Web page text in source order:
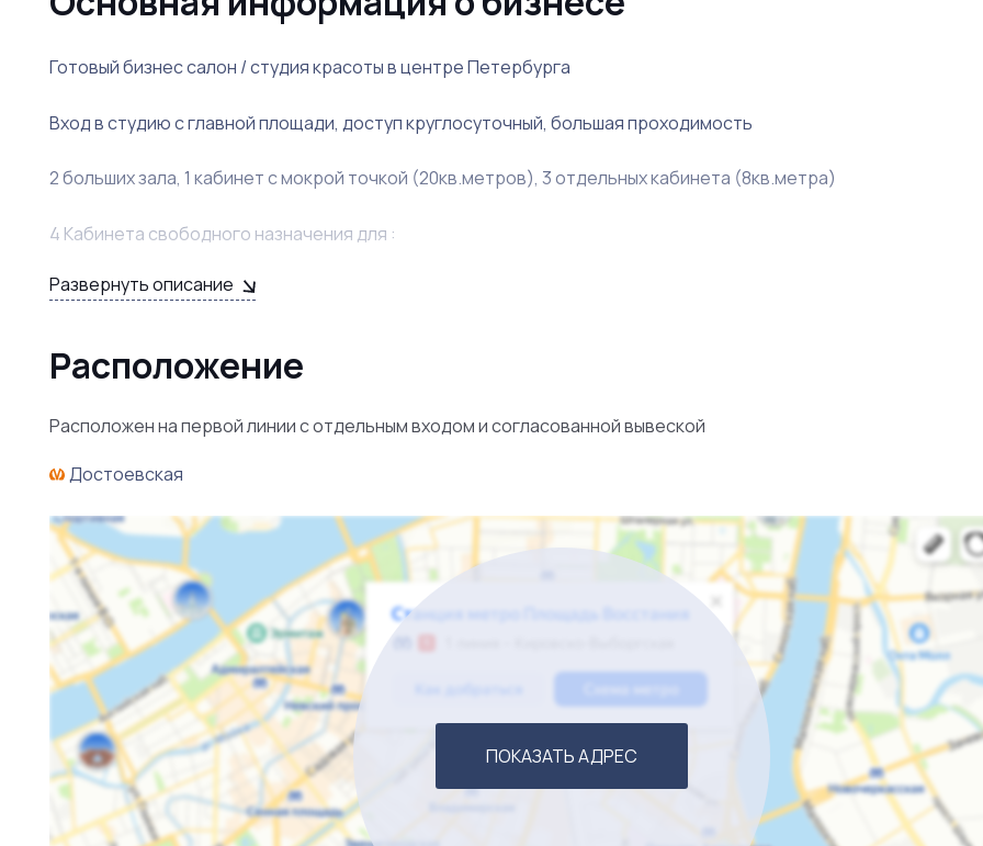
Готовый бизнес салон / студия красоты в центре Петербурга
Вход в студию с главной площади, доступ круглосуточный, большая проходимость
2 больших зала, 1 кабинет с мокрой точкой (20кв.метров), 3 отдельных кабинета (8кв.метра)
4 Кабинета свободного назначения для :
массажиста
визажиста
бровиста
мастера маникюра
тату мастера
проведения мастер-классов
13 гримёрных рабочих мест для:
бровиста
визажиста
стилиста
Какие услуги можно проводить в студии:
В студии можно проводить мастер классы, вместимость 50 человек
Почасовая аренда
Длительная аренда
Развернуть описание
Расположение
Расположен на первой линии с отдельным входом и согласованной вывеской
Достоевская
ПОКАЗАТЬ АДРЕС